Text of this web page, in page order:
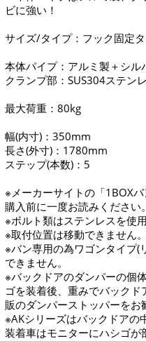
ビに強い！
サイズ/タイプ：フック固定
本体パイプ：アルミ製＋シル
クランプ部：SUS304ステン
最大荷重：80kg
幅(内寸)：350mm
長さ(外寸)：1780mm
ステップ(本数)：5
※メーカーサイトの「1BOX
購入前に一度お読みください。
※ボルト類はステンレスを使
※取付位置は移動できません。
※バン専用の為ワゴンタイプ(
できません。
※バックドアのダンパーの個
ゴを装着後、重みでバック
販のダンパーストッパーをお
※AKシリーズはバックドアの
装着車はモニターにハシゴが